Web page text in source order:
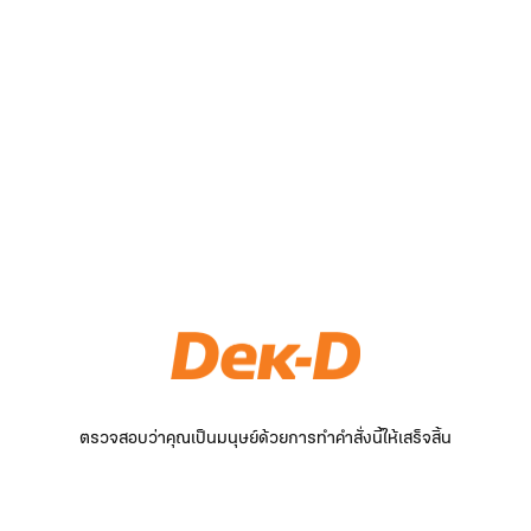
ตรวจสอบว่าคุณเป็นมนุษย์ด้วยการทำคำสั่งนี้ให้เสร็จสิ้น